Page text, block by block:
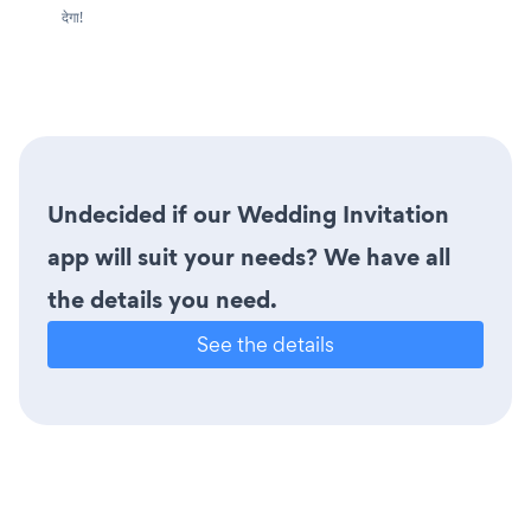
देगा!
Undecided if our Wedding Invitation
app will suit your needs? We have all
the details you need.
See the details